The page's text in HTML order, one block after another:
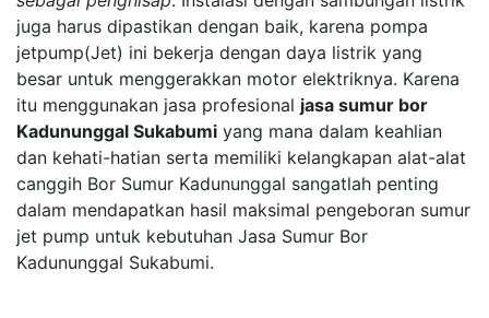
juga harus dipastikan dengan baik, karena pompa
jetpump(Jet) ini bekerja dengan daya listrik yang
besar untuk menggerakkan motor elektriknya. Karena
itu menggunakan jasa profesional jasa sumur bor
Kadununggal Sukabumi yang mana dalam keahlian
dan kehati-hatian serta memiliki kelangkapan alat-alat
canggih Bor Sumur Kadununggal sangatlah penting
dalam mendapatkan hasil maksimal pengeboran sumur
jet pump untuk kebutuhan Jasa Sumur Bor
Kadununggal Sukabumi.